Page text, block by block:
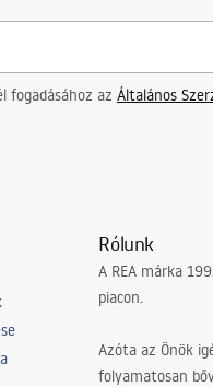
fogadásához az Általános
Rólunk
A REA márka
piacon.
Azóta az Önök
folyamatosan